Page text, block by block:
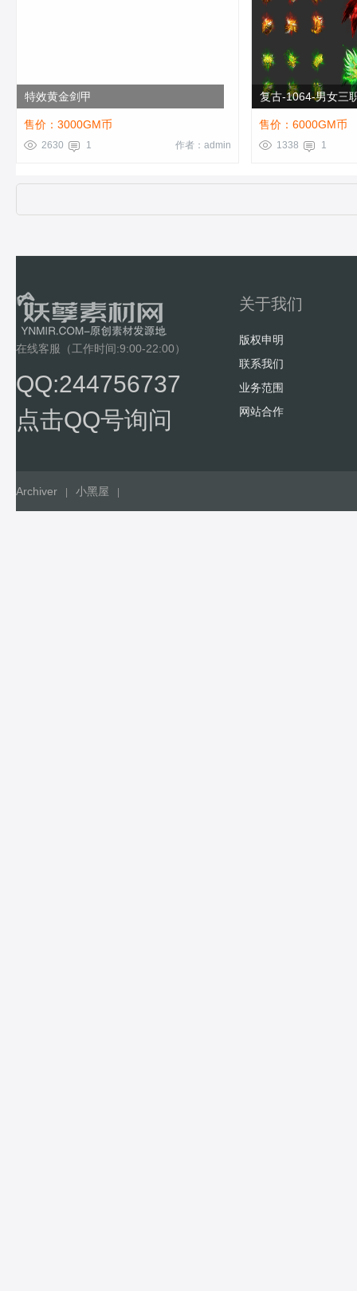
特效黄金剑甲
售价：3000GM币
2630 1 作者：admin
复古-1064-男女三
售价：6000GM币
1338 1
在线客服（工作时间:9:00-22:00）
QQ:244756737
点击QQ号询问
关于我们
版权申明
联系我们
业务范围
网站合作
Archiver 小黑屋